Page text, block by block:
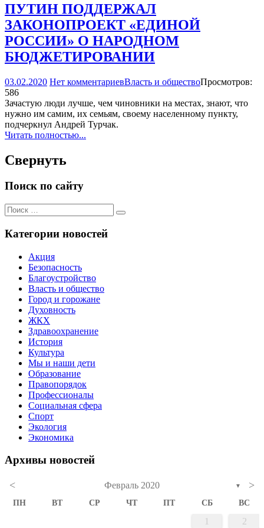
ПУТИН ПОДДЕРЖАЛ
ЗАКОНОПРОЕКТ «ЕДИНОЙ
РОССИИ» О НАРОДНОМ
БЮДЖЕТИРОВАНИИ
03.02.2020 Нет комментариевВласть и обществоПросмотров:
586
Зачастую люди лучше, чем чиновники на местах, знают, что
нужно им самим, их семьям, своему населенному пункту,
подчеркнул Андрей Турчак.
Читать полностью...
Свернуть
Поиск по сайту
Поиск
для:
Поиск
Категории новостей
Акция
Безопасность
Благоустройство
Власть и общество
Город и горожане
Духовность
ЖКХ
Здравоохранение
История
Культура
Мы и наши дети
Образование
Правопорядок
Профессионалы
Социальная сфера
Спорт
Экология
Экономика
Архивы новостей
< Февраль 2020 ▼ >
ПН ВТ СР ЧТ ПТ СБ ВС
1 2